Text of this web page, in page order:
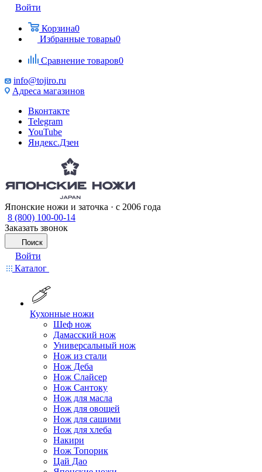
Войти
Корзина0
Избранные товары0
Сравнение товаров0
info@tojiro.ru
Адреса магазинов
Вконтакте
Telegram
YouTube
Яндекс.Дзен
Японские ножи и заточка · с 2006 года
8 (800) 100-00-14
Заказать звонок
Поиск
Войти
Каталог
Кухонные ножи
Шеф нож
Дамасский нож
Универсальный нож
Нож из стали
Нож Деба
Нож Слайсер
Нож Сантоку
Нож для масла
Нож для овощей
Нож для сашими
Нож для хлеба
Накири
Нож Топорик
Цай Дао